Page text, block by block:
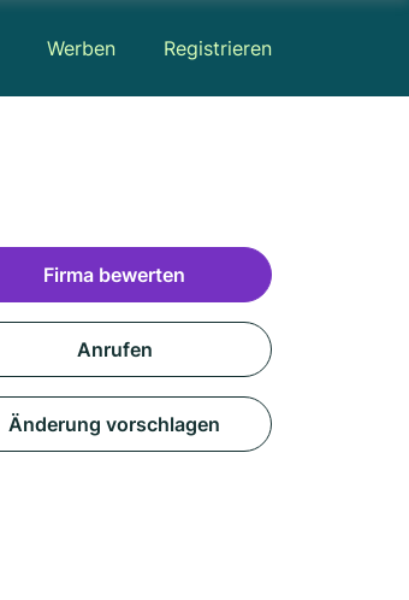
Werben Registrieren
Firma bewerten
Anrufen
Änderung vorschlagen